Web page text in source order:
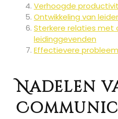
Verhoogde
Ontwikkeling van
Sterkere relaties met
leidinggevenden
Effectievere
Nadelen